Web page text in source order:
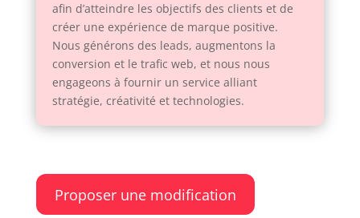
afin d’atteindre les objectifs des clients et de
créer une expérience de marque positive.
Nous générons des leads, augmentons la
conversion et le trafic web, et nous nous
engageons à fournir un service alliant
stratégie, créativité et technologies.
Proposer une modification